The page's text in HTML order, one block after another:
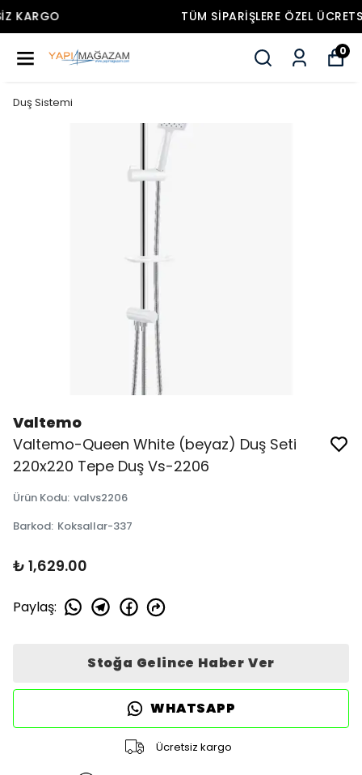
TÜM SIPARIŞLERE ÖZEL ÜCRETSIZ KARGO
0
Duş Sistemi
Valtemo
Valtemo-Queen White (beyaz) Duş Seti
220x220 Tepe Duş Vs-2206
Ürün Kodu: valvs2206
Barkod: Koksallar-337
₺ 1,629.00
Paylaş:
Stoğa Gelince Haber Ver
WHATSAPP
Ücretsiz kargo